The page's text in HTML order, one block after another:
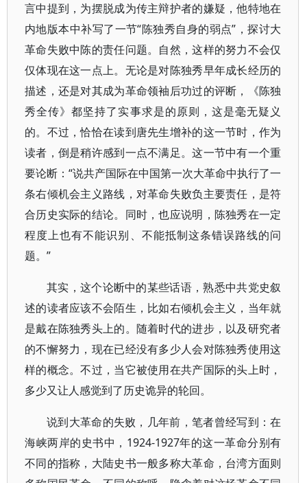
言中提到，为摆脱成为传主辩护者的嫌疑，他特地在
内地版本中补写了一节“陈独秀自身的弱点”，探讨大
革命失败中陈的责任问题。自然，这样的努力不会仅
仅体现在这一点上。无论是对陈独秀早年成长经历的
描述，还是对其成为革命领袖后功过的评断，《陈独
秀全传》都坚持了实事求是的原则，这是毫无疑义
的。不过，恰恰在读到唐先生增补的这一节时，作为
读者，倒是稍许感到一点不满足。这一节中有一个重
要论断：“说共产国际在中国第一次大革命中执行了一
条右倾机会主义路线，对革命失败负主要责任，是符
合历史实际的结论。同时，也应说明，陈独秀在一定
程度上也有不能识别、不能抵制这条错误路线的问
题。”
其实，这个论断中的某些话语，熟悉中共党史叙
述的读者应该不会陌生，比如右倾机会主义，当年就
是戴在陈独秀头上的。随着时代的进步，以及研究者
的不懈努力，现在已经没有多少人会对陈独秀使用这
样的概念。不过，当它被使用在共产国际的头上时，
多少又让人感觉到了历史诡异的轮回。
说到大革命的失败，几年前，笔者曾经写到：在
海峡两岸的史书中，1924-1927年的这一革命分别有
不同的指称，大陆史书一般多称大革命，台湾方面则